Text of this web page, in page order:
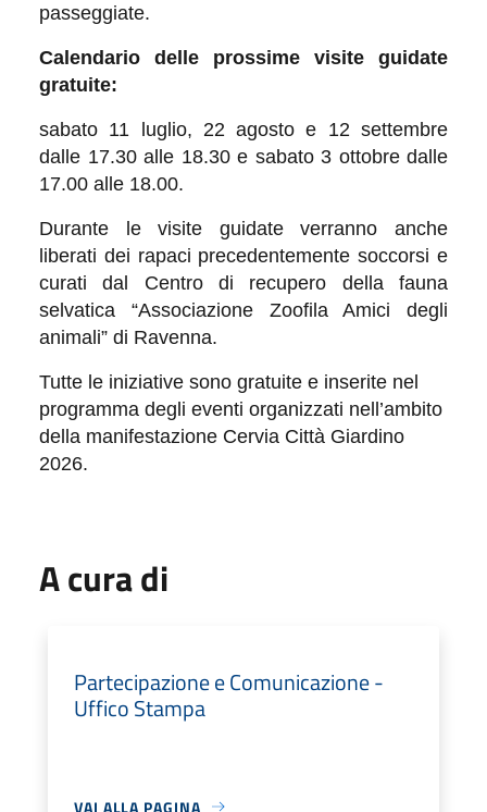
passeggiate.
Calendario delle prossime visite guidate
gratuite:
sabato 11 luglio, 22 agosto e 12 settembre
dalle 17.30 alle 18.30 e sabato 3 ottobre dalle
17.00 alle 18.00.
Durante le visite guidate verranno anche
liberati dei rapaci precedentemente soccorsi e
curati dal Centro di recupero della fauna
selvatica “Associazione Zoofila Amici degli
animali” di Ravenna.
Tutte le iniziative sono gratuite e inserite nel
programma degli eventi organizzati nell’ambito
della manifestazione Cervia Città Giardino
2026.
A cura di
Partecipazione e Comunicazione -
Uffico Stampa
VAI ALLA PAGINA